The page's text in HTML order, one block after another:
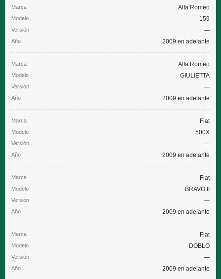
Alfa Romeo
159
—
2009 en adelante
Alfa Romeo
GIULIETTA
—
2009 en adelante
Fiat
500X
—
2009 en adelante
Fiat
BRAVO II
—
2009 en adelante
Fiat
DOBLO
—
2009 en adelante